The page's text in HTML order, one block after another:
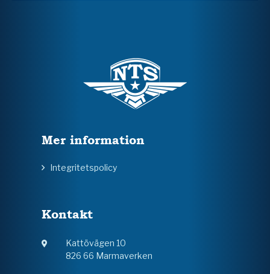
Mer information
Integritetspolicy
Kontakt
Kattövägen 10
826 66 Marmaverken